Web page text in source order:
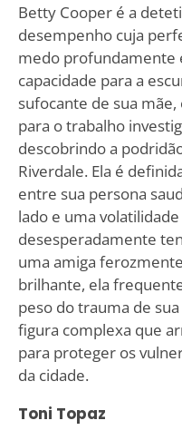
Betty Cooper é a
desempenho cuja
medo profundamente
capacidade para a
sufocante de sua mãe,
para o trabalho
descobrindo a
Riverdale. Ela é
entre sua persona
lado e uma
desesperadamente
uma amiga
brilhante, ela
peso do trauma de
figura complexa que
para proteger os
da cidade.
Toni Topaz